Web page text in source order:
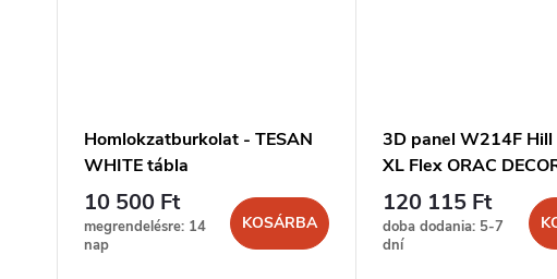
Homlokzatburkolat - TESAN
WHITE tábla
10 500 Ft
megrendelésre: 14
nap
KOSÁRBA
3D panel W214F Hill
XL Flex ORAC
120 115 Ft
doba dodania: 5-7
dní